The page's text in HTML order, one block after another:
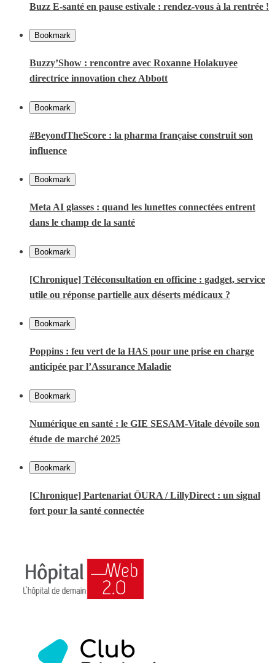
Buzz E-santé en pause estivale : rendez-vous à la rentrée !
Bookmark
Buzzy’Show : rencontre avec Roxanne Holakuyee
directrice innovation chez Abbott
Bookmark
#BeyondTheScore : la pharma française construit son
influence
Bookmark
Meta AI glasses : quand les lunettes connectées entrent
dans le champ de la santé
Bookmark
[Chronique] Téléconsultation en officine : gadget, service
utile ou réponse partielle aux déserts médicaux ?
Bookmark
Poppins : feu vert de la HAS pour une prise en charge
anticipée par l’Assurance Maladie
Bookmark
Numérique en santé : le GIE SESAM-Vitale dévoile son
étude de marché 2025
Bookmark
[Chronique] Partenariat ŌURA / LillyDirect : un signal
fort pour la santé connectée